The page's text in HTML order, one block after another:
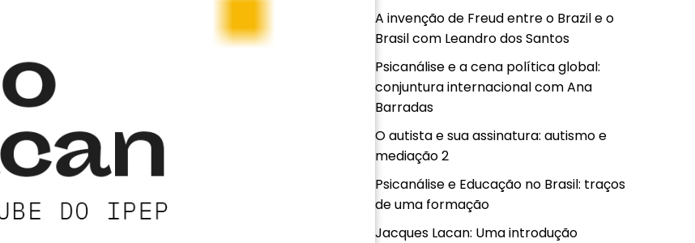
A invenção de Freud entre o Brazil e o
Brasil com Leandro dos Santos
Psicanálise e a cena política global:
conjuntura internacional com Ana
Barradas
O autista e sua assinatura: autismo e
mediação 2
Psicanálise e Educação no Brasil: traços
de uma formação
Jacques Lacan: Uma introdução